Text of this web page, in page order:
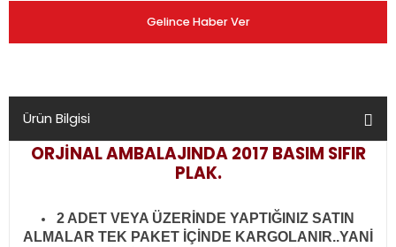
Gelince Haber Ver
Ürün Bilgisi
ORJİNAL AMBALAJINDA 2017 BASIM SIFIR
PLAK.
2 ADET VEYA ÜZERİNDE YAPTIĞINIZ SATIN
ALMALAR TEK PAKET İÇİNDE KARGOLANIR..YANİ